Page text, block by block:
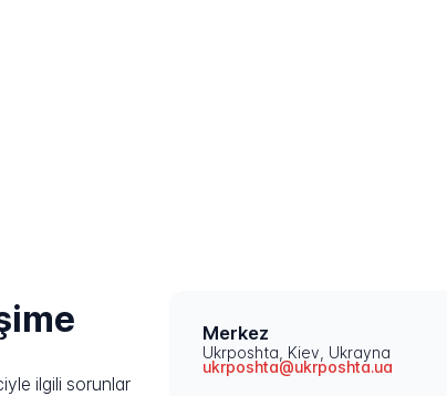
ilgili sorunlar
Merkez
Ukrposhta, Kiev, Ukrayna
ukrposhta@ukrposhta.ua